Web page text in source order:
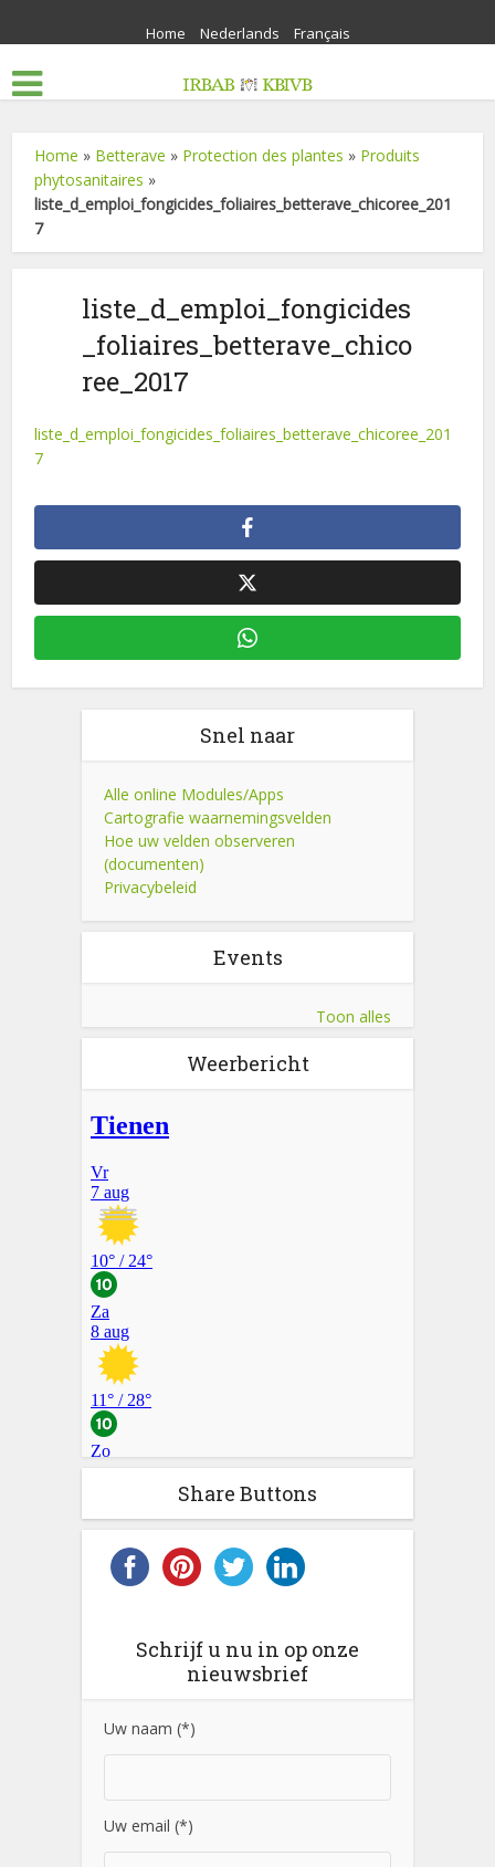
Home Nederlands Français
Home » Betterave » Protection des plantes » Produits
phytosanitaires »
liste_d_emploi_fongicides_foliaires_betterave_chicoree_201
7
liste_d_emploi_fongicides
_foliaires_betterave_chico
ree_2017
liste_d_emploi_fongicides_foliaires_betterave_chicoree_201
7
Snel naar
Alle online Modules/Apps
Cartografie waarnemingsvelden
Hoe uw velden observeren
(documenten)
Privacybeleid
Events
Toon alles
Weerbericht
Share Buttons
Schrijf u nu in op onze
nieuwsbrief
Uw naam (*)
Uw email (*)